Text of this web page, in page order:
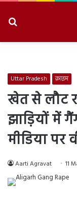
Uttar Pradesh क्राइम
खेत से लौट
झाड़ियों में
मीडिया पर
Aarti Agravat 11